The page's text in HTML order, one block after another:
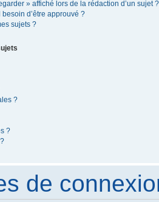
» affiché lors de la rédaction d’un sujet ?
d’être approuvé ?
sujets ?
?
?
de